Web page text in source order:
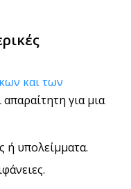
και των
απαραίτητη για μια
ή υπολείμματα.